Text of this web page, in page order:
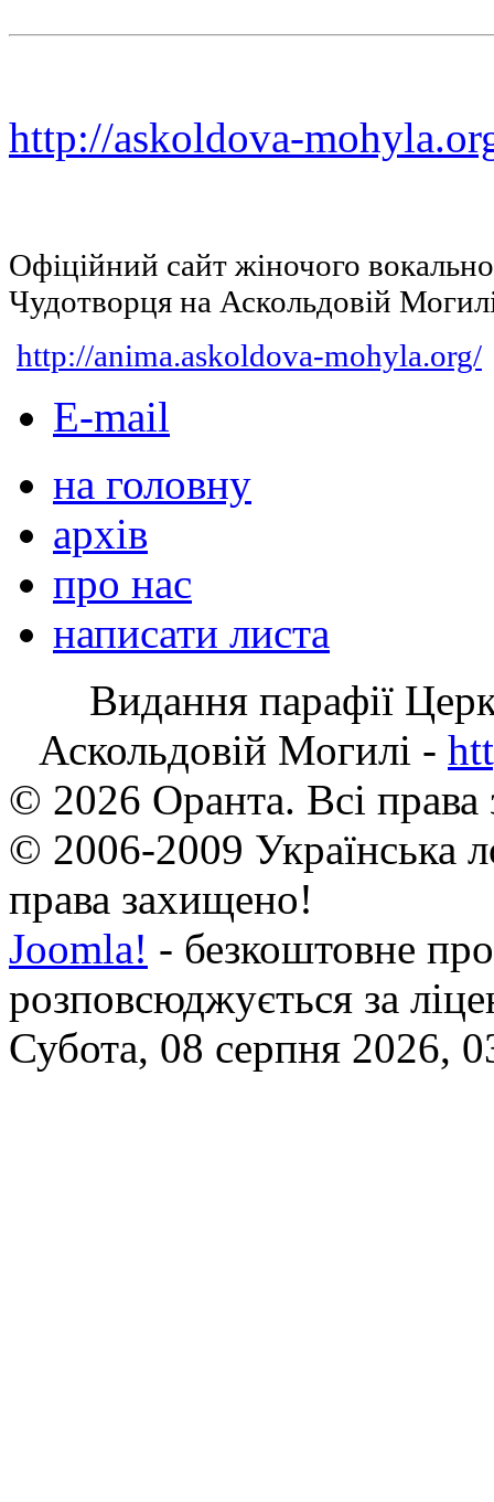
http://askoldova-
Офіційний сайт жіночого
Чудотворця на Аскольдовій
http://anima.askoldova-mohyla.org/
E-mail
на головну
архів
про нас
написати листа
Видання парафії
Аскольдовій Могилі -
© 2026 Оранта. Всі
© 2006-2009 Українська
права захищено!
Joomla! - безкоштовне
розповсюджується за
Субота, 08 серпня 2026,